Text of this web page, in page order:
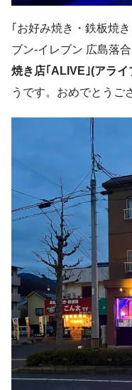
｢お好み焼き・鉄板焼
ブン-イレブン 広島落
焼き店｢ALIVE｣(アラ
うです。おめでとうご